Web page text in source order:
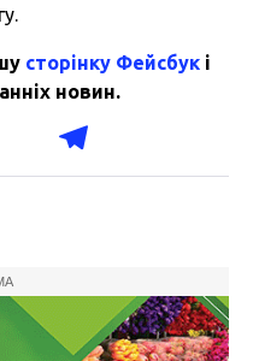
сторінку Фейсбук і
новин.